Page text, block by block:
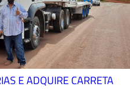
E ADQUIRE CARRETA